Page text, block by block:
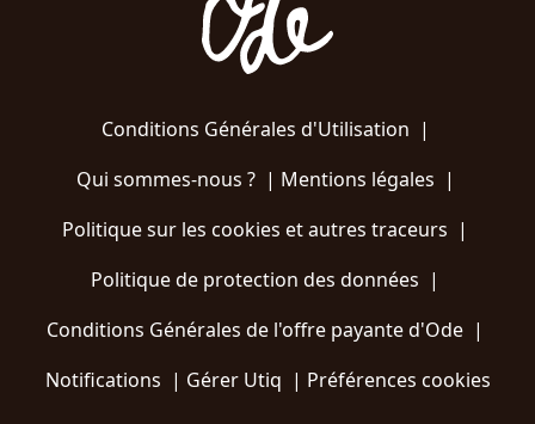
Conditions Générales d'Utilisation |
Qui sommes-nous ?| Mentions légales |
Politique sur les cookies et autres traceurs |
Politique de protection des données |
Conditions Générales de l'offre payante d'Ode |
Notifications | Gérer Utiq | Préférences cookies